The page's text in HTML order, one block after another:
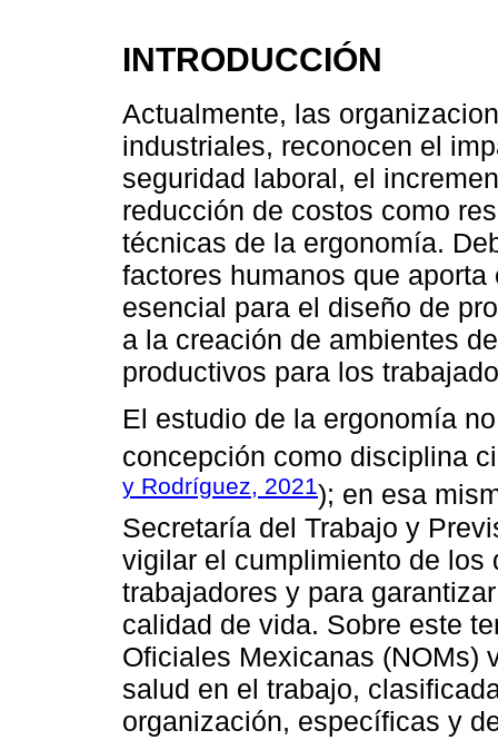
INTRODUCCIÓN
Actualmente, las
industriales, reconocen el
seguridad laboral, el
reducción de costos como
técnicas de la ergonomía.
factores humanos que
esencial para el diseño de
a la creación de ambientes
productivos para los
El estudio de la ergonomía
concepción como disciplina
y Rodríguez, 2021); en esa
Secretaría del Trabajo y
vigilar el cumplimiento de los
trabajadores y para
calidad de vida. Sobre este
Oficiales Mexicanas (NOMs)
salud en el trabajo,
organización, específicas y